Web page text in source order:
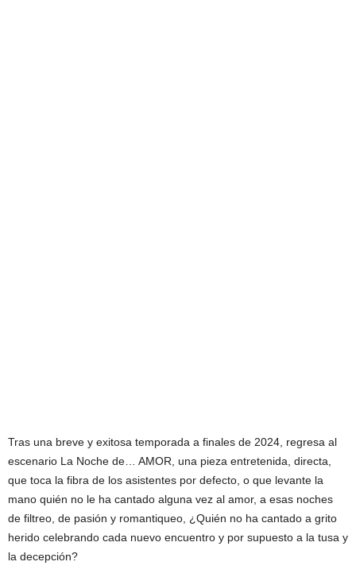
Tras una breve y exitosa temporada a finales de 2024, regresa al
escenario La Noche de… AMOR, una pieza entretenida, directa,
que toca la fibra de los asistentes por defecto, o que levante la
mano quién no le ha cantado alguna vez al amor, a esas noches
de filtreo, de pasión y romantiqueo, ¿Quién no ha cantado a grito
herido celebrando cada nuevo encuentro y por supuesto a la tusa y
la decepción?